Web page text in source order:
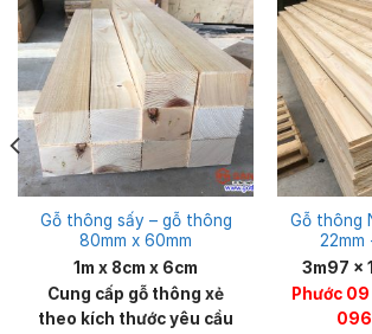
Gỗ thông sấy – gỗ thông
80mm x 60mm
1m x 8cm x 6cm
Cung cấp gỗ thông xẻ
theo kích thước yêu cầu
Gỗ thông
22mm
3m97 x
Phước 09